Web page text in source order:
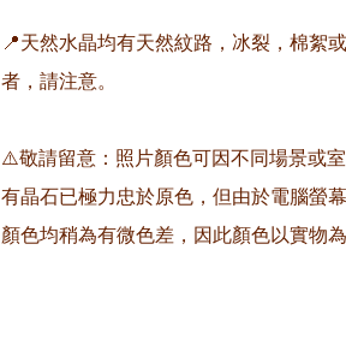
📍天然水晶均有天然紋路，冰裂，棉絮
者，請注意。
⚠️敬請留意：照片顏色可因不同場景或
有晶石已極力忠於原色，但由於電腦螢
顏色均稍為有微色差，因此顏色以實物為